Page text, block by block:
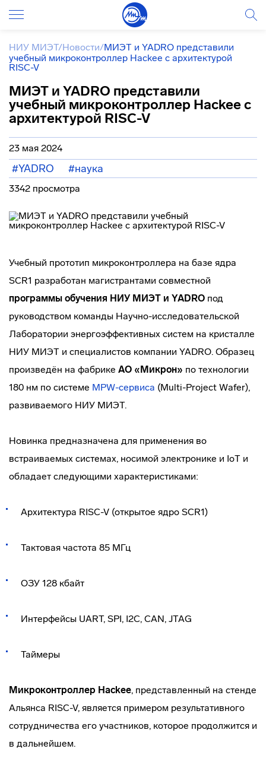
НИУ МИЭТ/Новости/МИЭТ и YADRO представили
учебный микроконтроллер Hackee с архитектурой
RISC-V
МИЭТ и YADRO представили
учебный микроконтроллер Hackee с
архитектурой RISC-V
23 мая 2024
#YADRO #наука
3342 просмотра
Учебный прототип микроконтроллера на базе ядра
SCR1 разработан магистрантами совместной
программы обучения НИУ МИЭТ и YADRO под
руководством команды Научно-исследовательской
Лаборатории энергоэффективных систем на кристалле
НИУ МИЭТ и специалистов компании YADRO. Образец
произведён на фабрике АО «Микрон» по технологии
180 нм по системе MPW-сервиса (Multi-Project Wafer),
развиваемого НИУ МИЭТ.
Новинка предназначена для применения во
встраиваемых системах, носимой электронике и IoT и
обладает следующими характеристиками:
Архитектура RISC-V (открытое ядро SCR1)
Тактовая частота 85 МГц
ОЗУ 128 кбайт
Интерфейсы UART, SPI, I2C, CAN, JTAG
Таймеры
Микроконтроллер Hackee, представленный на стенде
Альянса RISC-V, является примером результативного
сотрудничества его участников, которое продолжится и
в дальнейшем.